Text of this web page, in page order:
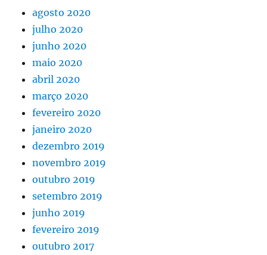
agosto 2020
julho 2020
junho 2020
maio 2020
abril 2020
março 2020
fevereiro 2020
janeiro 2020
dezembro 2019
novembro 2019
outubro 2019
setembro 2019
junho 2019
fevereiro 2019
outubro 2017